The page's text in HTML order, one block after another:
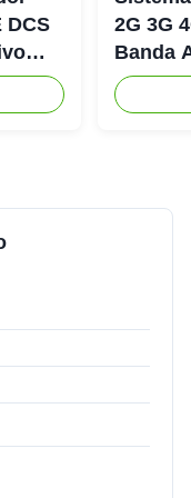
DCS
2G 3G
Banda